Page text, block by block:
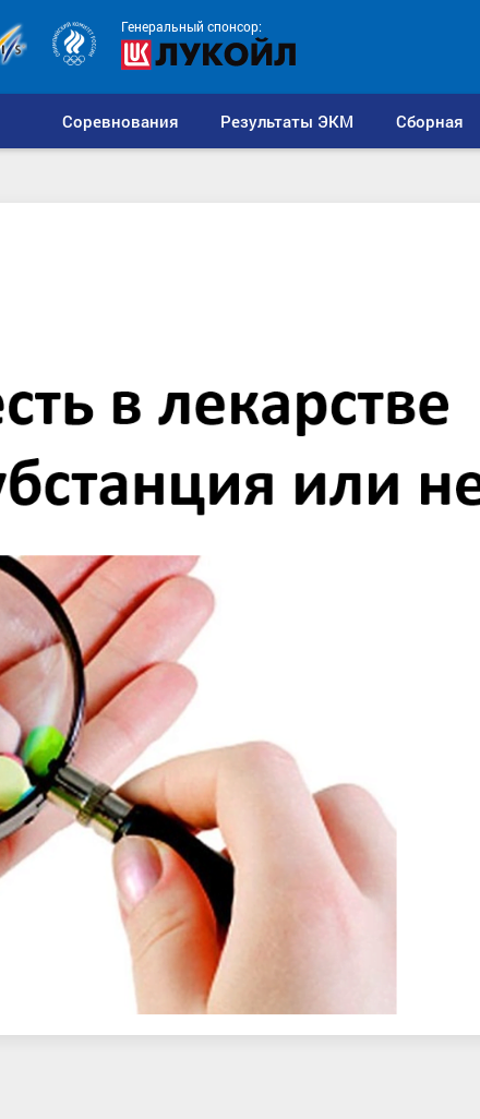
Генеральный спонсор:
Соревнования Результаты ЭКМ Сборная
Терентьева Наталья Михайловна
Заслуженный мастер спорта
Западный, Республика Татарстан